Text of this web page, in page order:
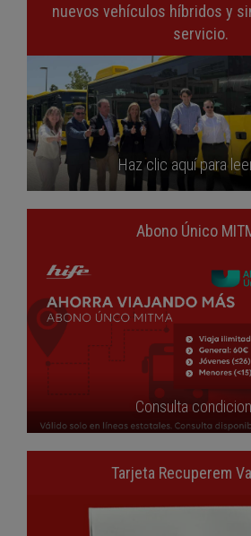
nuevos vehículos híbridos y
servicio.
Haz clic aquí para
Abono Único
Consulta
Tarjeta Recuperem